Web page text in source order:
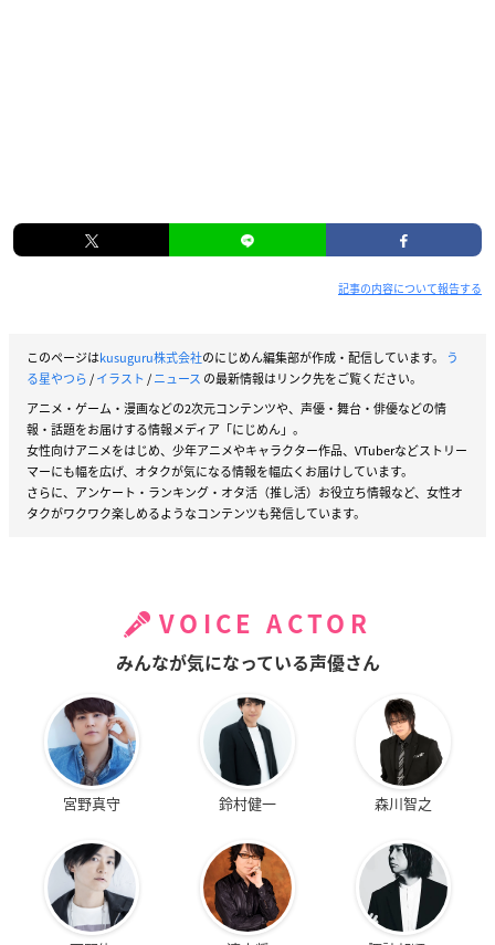
記事の内容について報告する
このページはkusuguru株式会社のにじめん編集部が作成・配信しています。
う
る星やつら/イラスト /ニュース の最新情報はリンク先をご覧ください。
アニメ・ゲーム・漫画などの2次元コンテンツや、声優・舞台・俳優などの情
報・話題をお届けする情報メディア「にじめん」。
女性向けアニメをはじめ、少年アニメやキャラクター作品、VTuberなどストリー
マーにも幅を広げ、オタクが気になる情報を幅広くお届けしています。
さらに、アンケート・ランキング・オタ活（推し活）お役立ち情報など、女性オ
タクがワクワク楽しめるようなコンテンツも発信しています。
VOICE ACTOR
みんなが気になっている声優さん
宮野真守 鈴村健一 森川智之